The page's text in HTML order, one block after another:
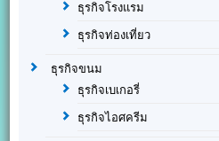
ธุรกิจโรงแรม
ธุรกิจท่องเที่ยว
ธุรกิจขนม
ธุรกิจเบเกอรี่
ธุรกิจไอศครีม